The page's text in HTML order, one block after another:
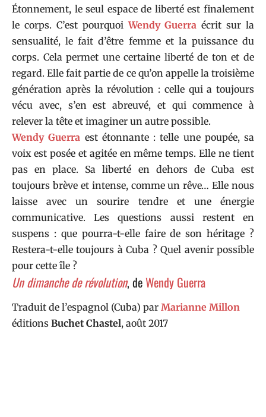
Étonnement, le seul espace de liberté est finalement
le corps. C’est pourquoiWendy Guerra écrit sur la
sensualité, le fait d’être femme et la puissance du
corps. Cela permet une certaine liberté de ton et de
regard. Elle fait partie de ce qu’on appelle la troisième
génération après la révolution : celle qui a toujours
vécu avec, s’en est abreuvé, et qui commence à
relever la tête et imaginer un autre possible.
Wendy Guerra est étonnante : telle une poupée, sa
voix est posée et agitée en même temps. Elle ne tient
pas en place. Sa liberté en dehors de Cuba est
toujours brève et intense, comme un rêve… Elle nous
laisse avec un sourire tendre et une énergie
communicative. Les questions aussi restent en
suspens : que pourra-t-elle faire de son héritage ?
Restera-t-elle toujours à Cuba ? Quel avenir possible
pour cette île ?
Un dimanche de révolution, deWendy Guerra
Traduit de l’espagnol (Cuba) par Marianne Millon
éditions Buchet Chastel, août 2017